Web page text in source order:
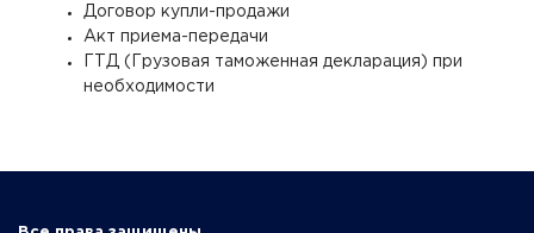
Договор купли-продажи
Акт приема-передачи
ГТД (Грузовая таможенная декларация) при
необходимости